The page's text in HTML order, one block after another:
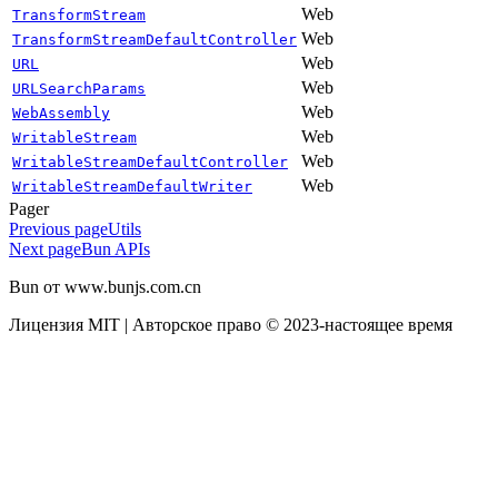
TransformStream Web
TransformStreamDefaultController Web
URL Web
URLSearchParams Web
WebAssembly Web
WritableStream Web
WritableStreamDefaultController Web
WritableStreamDefaultWriter
Web
Pager
Previous pageUtils
Next pageBun APIs
Bun от www.bunjs.com.cn
Лицензия MIT | Авторское право © 2023-настоящее время